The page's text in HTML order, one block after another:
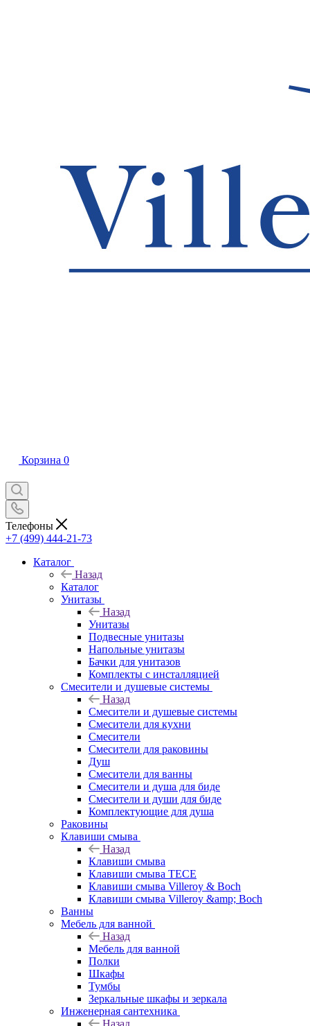
Корзина 0
Телефоны
+7 (499) 444-21-73
Каталог
Назад
Каталог
Унитазы
Назад
Унитазы
Подвесные унитазы
Напольные унитазы
Бачки для унитазов
Комплекты с инсталляцией
Смесители и душевые системы
Назад
Смесители и душевые системы
Смесители для кухни
Смесители
Смесители для раковины
Душ
Смесители для ванны
Смесители и душа для биде
Смесители и души для биде
Комплектующие для душа
Раковины
Клавиши смыва
Назад
Клавиши смыва
Клавиши смыва TECE
Клавиши смыва Villeroy & Boch
Клавиши смыва Villeroy &amp; Boch
Ванны
Мебель для ванной
Назад
Мебель для ванной
Полки
Шкафы
Тумбы
Зеркальные шкафы и зеркала
Инженерная сантехника
Назад